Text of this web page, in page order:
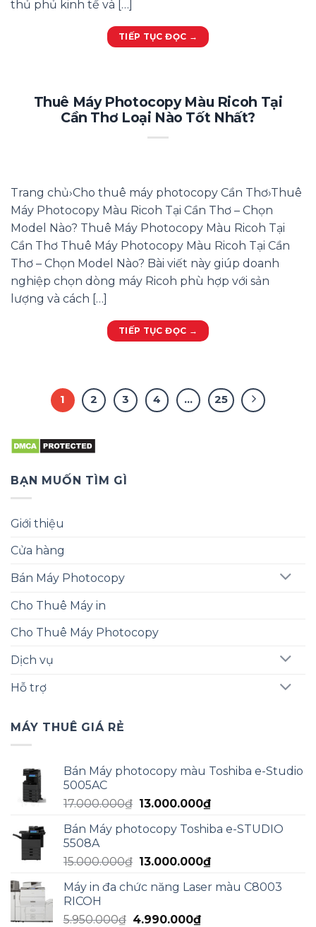
thủ phủ kinh tế và […]
TIẾP TỤC ĐỌC →
Thuê Máy Photocopy Màu Ricoh Tại
Cần Thơ Loại Nào Tốt Nhất?
Trang chủ›Cho thuê máy photocopy Cần Thơ›Thuê
Máy Photocopy Màu Ricoh Tại Cần Thơ – Chọn
Model Nào? Thuê Máy Photocopy Màu Ricoh Tại
Cần Thơ Thuê Máy Photocopy Màu Ricoh Tại Cần
Thơ – Chọn Model Nào? Bài viết này giúp doanh
nghiệp chọn dòng máy Ricoh phù hợp với sản
lượng và cách […]
TIẾP TỤC ĐỌC →
1 2 3 4 … 25
BẠN MUỐN TÌM GÌ
Giới thiệu
Cửa hàng
Bán Máy Photocopy
Cho Thuê Máy in
Cho Thuê Máy Photocopy
Dịch vụ
Hỗ trợ
MÁY THUÊ GIÁ RẺ
Bán Máy photocopy màu Toshiba e-Studio
5005AC
17.000.000₫ Giá
là:
13.000.000₫Giá
tại
13.000.000₫.
Bán Máy photocopy Toshiba e-STUDIO
5508A
15.000.000₫ Giá
là:
13.000.000₫Giá
tại
Máy in đa chức năng Laser màu C8003
RICOH
5.950.000₫ Giá
4.990.000₫Giá